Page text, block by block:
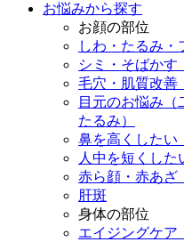
お悩みから探す
お顔の部位
しわ・たるみ・
シミ・そばかす
毛穴・肌質改善
目元のお悩み
たるみ）
鼻を高くしたい
人中を短くした
赤ら顔・赤あざ
肝斑
身体の部位
エイジングケア